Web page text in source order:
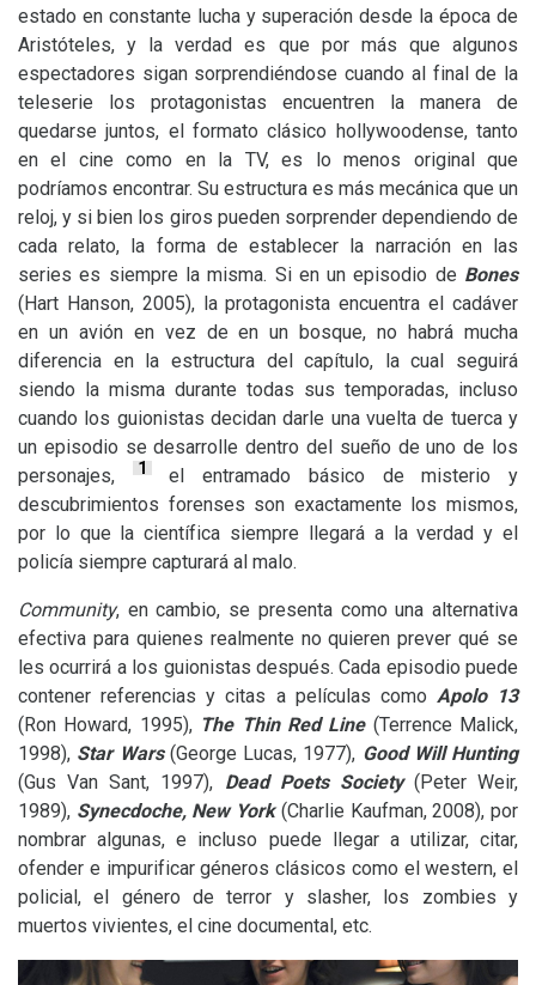
estado en constante lucha y superación desde la época de
Aristóteles, y la verdad es que por más que algunos
espectadores sigan sorprendiéndose cuando al final de la
teleserie los protagonistas encuentren la manera de
quedarse juntos, el formato clásico hollywoodense, tanto
en el cine como en la TV, es lo menos original que
podríamos encontrar. Su estructura es más mecánica que un
reloj, y si bien los giros pueden sorprender dependiendo de
cada relato, la forma de establecer la narración en las
series es siempre la misma. Si en un episodio de Bones
(Hart Hanson, 2005), la protagonista encuentra el cadáver
en un avión en vez de en un bosque, no habrá mucha
diferencia en la estructura del capítulo, la cual seguirá
siendo la misma durante todas sus temporadas, incluso
cuando los guionistas decidan darle una vuelta de tuerca y
un episodio se desarrolle dentro del sueño de uno de los
personajes,
1 el entramado básico de misterio y
descubrimientos forenses son exactamente los mismos,
por lo que la científica siempre llegará a la verdad y el
policía siempre capturará al malo.
Community, en cambio, se presenta como una alternativa
efectiva para quienes realmente no quieren prever qué se
les ocurrirá a los guionistas después. Cada episodio puede
contener referencias y citas a películas como Apolo 13
(Ron Howard, 1995), The Thin Red Line(Terrence Malick,
1998), Star Wars(George Lucas, 1977), Good Will Hunting
(Gus Van Sant, 1997), Dead Poets Society(Peter Weir,
1989), Synecdoche, New York(Charlie Kaufman, 2008), por
nombrar algunas, e incluso puede llegar a utilizar, citar,
ofender e impurificar géneros clásicos como el western, el
policial, el género de terror y slasher, los zombies y
muertos vivientes, el cine documental, etc.